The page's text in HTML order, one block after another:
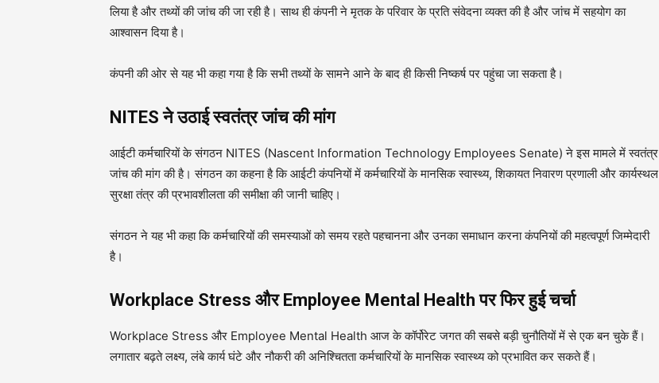
लिया है और तथ्यों की जांच की जा रही है। साथ ही कंपनी ने मृतक के परिवार के प्रति संवेदना व्यक्त की है और जांच में सहयोग का
आश्वासन दिया है।
कंपनी की ओर से यह भी कहा गया है कि सभी तथ्यों के सामने आने के बाद ही किसी निष्कर्ष पर पहुंचा जा सकता है।
NITES ने उठाई स्वतंत्र जांच की मांग
आईटी कर्मचारियों के संगठन NITES (Nascent Information Technology Employees Senate) ने इस मामले में स्वतंत्र
जांच की मांग की है। संगठन का कहना है कि आईटी कंपनियों में कर्मचारियों के मानसिक स्वास्थ्य, शिकायत निवारण प्रणाली और कार्यस्थल
सुरक्षा तंत्र की प्रभावशीलता की समीक्षा की जानी चाहिए।
संगठन ने यह भी कहा कि कर्मचारियों की समस्याओं को समय रहते पहचानना और उनका समाधान करना कंपनियों की महत्वपूर्ण जिम्मेदारी
है।
Workplace Stress और Employee Mental Health पर फिर हुई चर्चा
Workplace Stress और Employee Mental Health आज के कॉर्पोरेट जगत की सबसे बड़ी चुनौतियों में से एक बन चुके हैं।
लगातार बढ़ते लक्ष्य, लंबे कार्य घंटे और नौकरी की अनिश्चितता कर्मचारियों के मानसिक स्वास्थ्य को प्रभावित कर सकते हैं।